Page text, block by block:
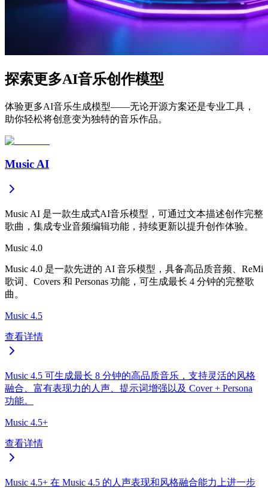
探索更多AI音乐创作模型
体验更多AI音乐生成模型——无论开源方案还是专业工具，
助你轻松将创意变为独特的音乐作品。
Music AI
Music AI 是一款生成式AI音乐模型，可通过文本描述创作完整
歌曲，集成专业音频编辑功能，持续更新以提升创作体验。
Music 4.0
Music 4.0 是一款先进的 AI 音乐模型，具备高品质音频、ReMi
歌词、Covers 和 Personas 功能，可生成最长 4 分钟的完整歌
曲。
Music 4.5
查看详情
Music 4.5 可生成最长 8 分钟的高品质音乐，支持灵活的风格
融合、富有表现力的人声、提示词增强以及 Cover + Persona
功能。
Music 4.5+
查看详情
Music 4.5+ 在 Music 4.5 的人声表现和风格融合能力上进一步